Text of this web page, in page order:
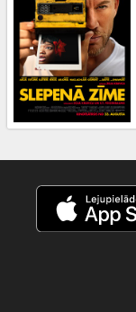
Kino
Klubs